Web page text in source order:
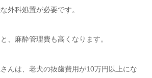
外科処置が必要です。
、麻酔管理費も高くなります。
んは、老犬の抜歯費用が10万円以上にな